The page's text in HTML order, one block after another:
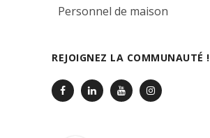
Personnel de maison
REJOIGNEZ LA COMMUNAUTÉ !